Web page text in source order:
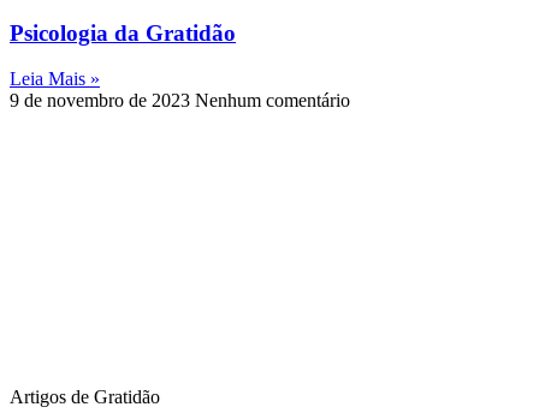
Psicologia da Gratidão
Leia Mais »
9 de novembro de 2023 Nenhum comentário
Artigos de Gratidão